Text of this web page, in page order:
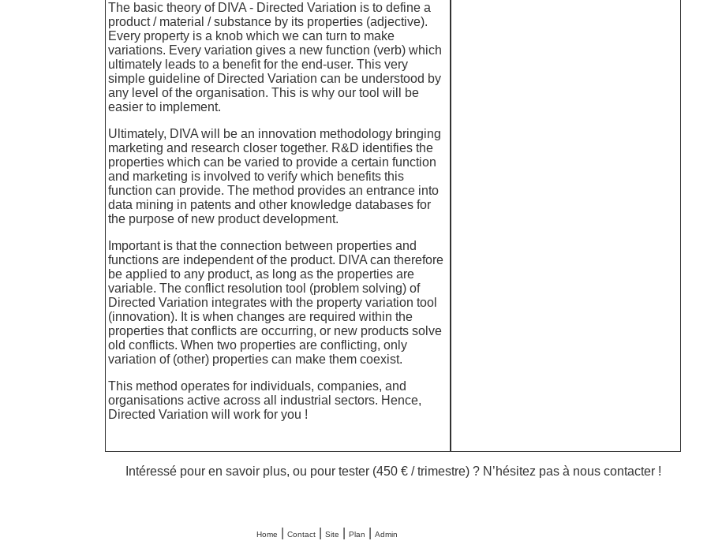
The basic theory of DIVA - Directed Variation is to define a
product / material / substance by its properties (adjective).
Every property is a knob which we can turn to make
variations. Every variation gives a new function (verb) which
ultimately leads to a benefit for the end-user. This very
simple guideline of Directed Variation can be understood by
any level of the organisation. This is why our tool will be
easier to implement.
Ultimately, DIVA will be an innovation methodology bringing
marketing and research closer together. R&D identifies the
properties which can be varied to provide a certain function
and marketing is involved to verify which benefits this
function can provide. The method provides an entrance into
data mining in patents and other knowledge databases for
the purpose of new product development.
Important is that the connection between properties and
functions are independent of the product. DIVA can therefore
be applied to any product, as long as the properties are
variable. The conflict resolution tool (problem solving) of
Directed Variation integrates with the property variation tool
(innovation). It is when changes are required within the
properties that conflicts are occurring, or new products solve
old conflicts. When two properties are conflicting, only
variation of (other) properties can make them coexist.
This method operates for individuals, companies, and
organisations active across all industrial sectors. Hence,
Directed Variation will work for you !
Intéressé pour en savoir plus, ou pour tester (450 € / trimestre) ? N’hésitez pas à nous contacter !
Home Contact| Site Plan Admin